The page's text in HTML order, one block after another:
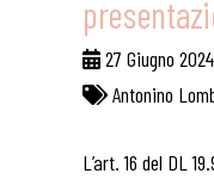
27 Giugno 2024
Antonino
L’art. 16 del DL